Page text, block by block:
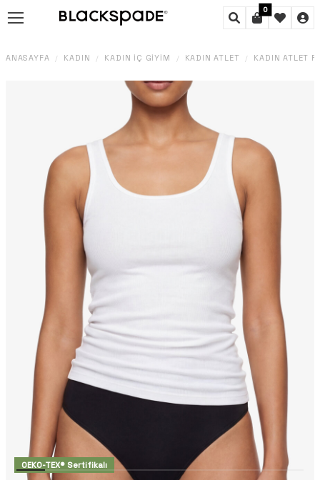
0
ANASAYFA / KADIN / KADIN İÇ GIYIM / KADIN ATLET / KADIN ATLET
OEKO-TEX® Sertifikalı